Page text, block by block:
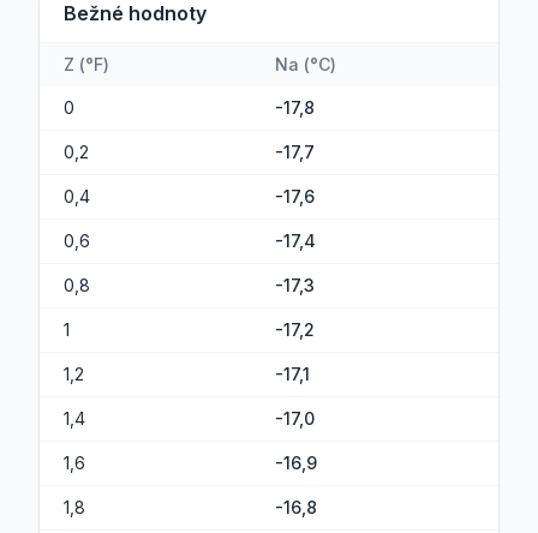
Bežné hodnoty
Z (°F) Na (°C)
0 -17,8
0,2 -17,7
0,4 -17,6
0,6 -17,4
0,8 -17,3
1 -17,2
1,2 -17,1
1,4 -17,0
1,6 -16,9
1,8 -16,8